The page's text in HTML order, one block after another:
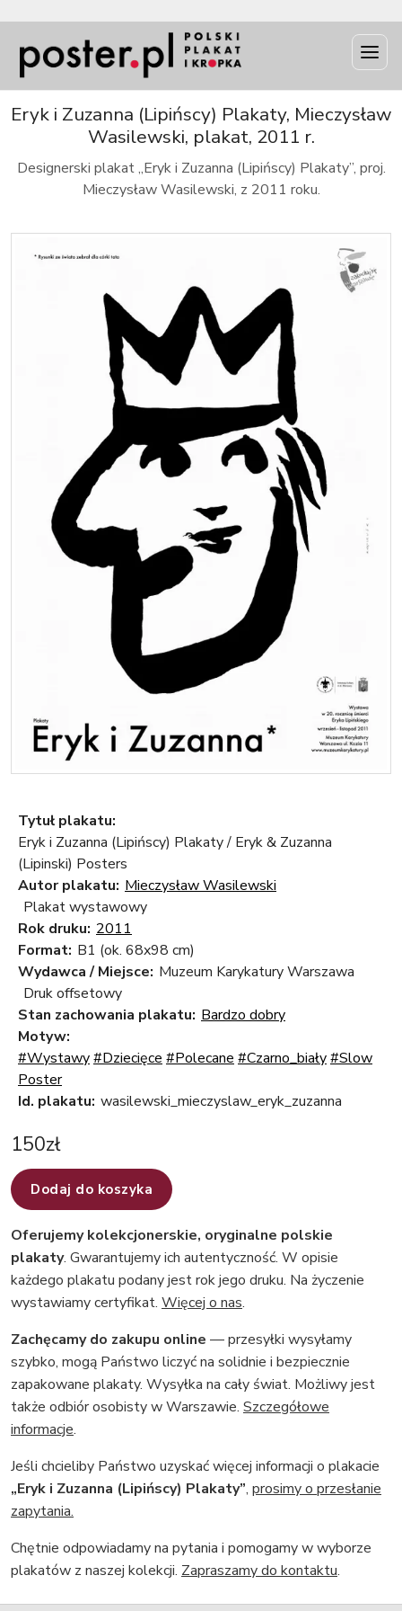
Eryk i Zuzanna (Lipińscy) Plakaty, Mieczysław
Wasilewski, plakat, 2011 r.
Designerski plakat „Eryk i Zuzanna (Lipińscy) Plakaty”, proj.
Mieczysław Wasilewski, z 2011 roku.
Tytuł plakatu:
Eryk i Zuzanna (Lipińscy) Plakaty / Eryk & Zuzanna
(Lipinski) Posters
Autor plakatu: Mieczysław Wasilewski
Plakat wystawowy
Rok druku: 2011
Format: B1 (ok. 68x98 cm)
Wydawca / Miejsce: Muzeum Karykatury Warszawa
Druk offsetowy
Stan zachowania plakatu: Bardzo dobry
Motyw:
#Wystawy#Dziecięce#Polecane#Czarno_biały#Slow
Poster
Id. plakatu: wasilewski_mieczyslaw_eryk_zuzanna
150zł
Dodaj do koszyka
Oferujemy kolekcjonerskie, oryginalne polskie
plakaty. Gwarantujemy ich autentyczność. W opisie
każdego plakatu podany jest rok jego druku. Na życzenie
wystawiamy certyfikat. Więcej o nas.
Zachęcamy do zakupu online — przesyłki wysyłamy
szybko, mogą Państwo liczyć na solidnie i bezpiecznie
zapakowane plakaty. Wysyłka na cały świat. Możliwy jest
także odbiór osobisty w Warszawie. Szczegółowe
informacje.
Jeśli chcieliby Państwo uzyskać więcej informacji o plakacie
„Eryk i Zuzanna (Lipińscy) Plakaty”, prosimy o przesłanie
zapytania.
Chętnie odpowiadamy na pytania i pomogamy w wyborze
plakatów z naszej kolekcji. Zapraszamy do kontaktu.